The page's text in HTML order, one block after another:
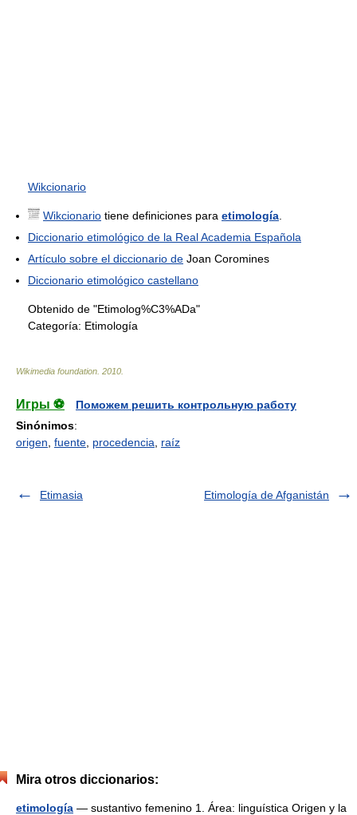
Wikcionario
Wikcionario tiene definiciones para etimología
Diccionario etimológico de la Real Academia Española
Artículo sobre el diccionario de Joan Coromines
Diccionario etimológico castellano
Obtenido de "Etimolog%C3%ADa"
Categoría: Etimología
Wikimedia foundation 2010
Игры ⚽
Поможем решить контрольную работу
Sinónimos:
origen fuente procedencia raíz
Etimasia Etimología de Afganistán
Mira otros diccionarios:
etimología — sustantivo femenino 1. Área: linguística Origen y la